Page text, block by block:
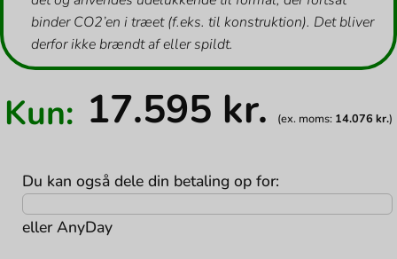
binder CO2’en i træet (f.eks. til konstruktion). Det bliver
derfor ikke brændt af eller spildt.
Kun: 17.595 kr. (ex. moms: 14.076 kr.)
Du kan også dele din betaling op for:
ellerAnyDay